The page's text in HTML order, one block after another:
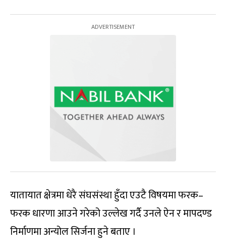
यातायात क्षेत्रमा धेरै संघसंस्था हुँदा एउटै विषयमा फरक–
फरक धारणा आउने गरेको उल्लेख गर्दै उनले ऐन र मापदण्ड
निर्माणमा अन्योल सिर्जना हुने बताए ।